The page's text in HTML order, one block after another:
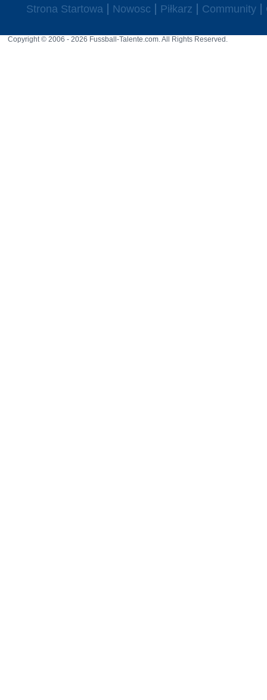
Strona Startowa Nowosc Piłkarz Community
Copyright © 2006 - 2026 Fussball-Talente.com. All Rights Reserved.